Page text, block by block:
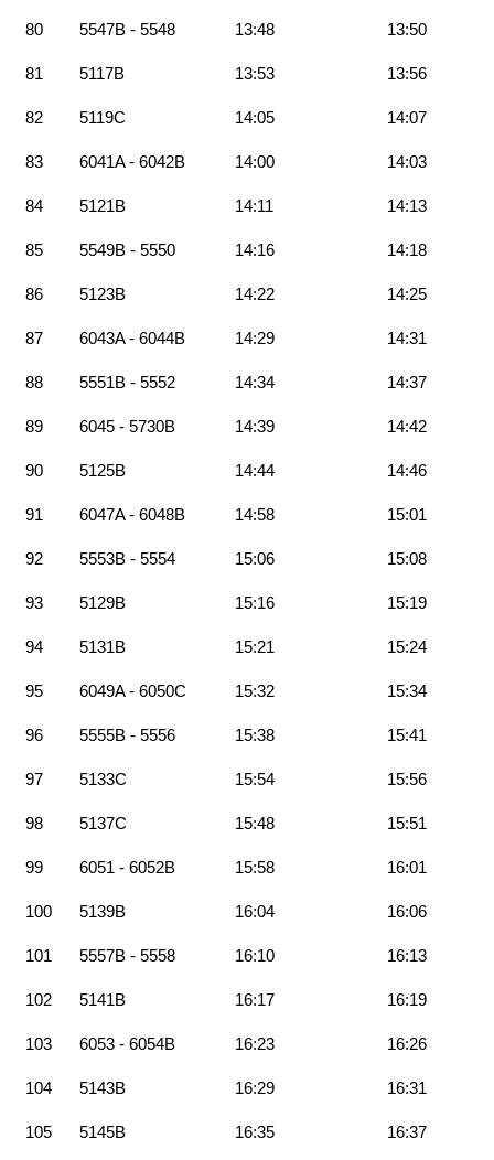
80 5547B - 5548 13:48 13:50
81 5117B 13:53 13:56
82 5119C 14:05 14:07
83 6041A - 6042B 14:00 14:03
84 5121B 14:11 14:13
85 5549B - 5550 14:16 14:18
86 5123B 14:22 14:25
87 6043A - 6044B 14:29 14:31
88 5551B - 5552 14:34 14:37
89 6045 - 5730B 14:39 14:42
90 5125B 14:44 14:46
91 6047A - 6048B 14:58 15:01
92 5553B - 5554 15:06 15:08
93 5129B 15:16 15:19
94 5131B 15:21 15:24
95 6049A - 6050C 15:32 15:34
96 5555B - 5556 15:38 15:41
97 5133C 15:54 15:56
98 5137C 15:48 15:51
99 6051 - 6052B 15:58 16:01
100 5139B 16:04 16:06
101 5557B - 5558 16:10 16:13
102 5141B 16:17 16:19
103 6053 - 6054B 16:23 16:26
104 5143B 16:29 16:31
105 5145B 16:35 16:37